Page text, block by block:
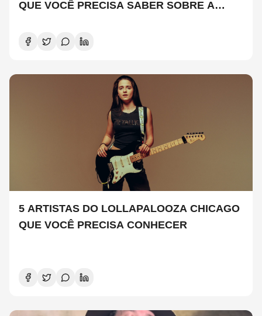
QUE VOCÊ PRECISA SABER SOBRE A
5 ARTISTAS DO LOLLAPALOOZA CHICAGO
QUE VOCÊ PRECISA CONHECER